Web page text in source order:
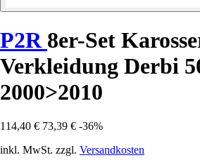
P2R 8er-Set
Verkleidung Derbi
2000>2010
114,40 € 73,39 € -36%
inkl. MwSt. zzgl. Versandkosten